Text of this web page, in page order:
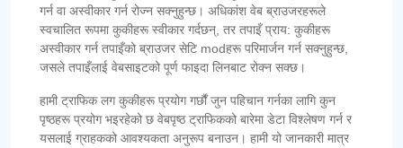
गर्न वा अस्वीकार गर्न रोज्न सक्नुहुन्छ। अधिकांश वेब ब्राउजरहरूले
स्वचालित रूपमा कुकीहरू स्वीकार गर्दछन्, तर तपाइँ प्राय: कुकीहरू
अस्वीकार गर्न तपाइँको ब्राउजर सेटि modहरू परिमार्जन गर्न सक्नुहुन्छ,
जसले तपाइँलाई वेबसाइटको पूर्ण फाइदा लिनबाट रोक्न सक्छ।
हामी ट्राफिक लग कुकीहरू प्रयोग गर्छौं जुन पहिचान गर्नका लागि कुन
पृष्ठहरू प्रयोग भइरहेको छ वेबपृष्ठ ट्राफिकको बारेमा डेटा विश्लेषण गर्न र
यसलाई ग्राहकको आवश्यकता अनुरूप बनाउन। हामी यो जानकारी मात्र